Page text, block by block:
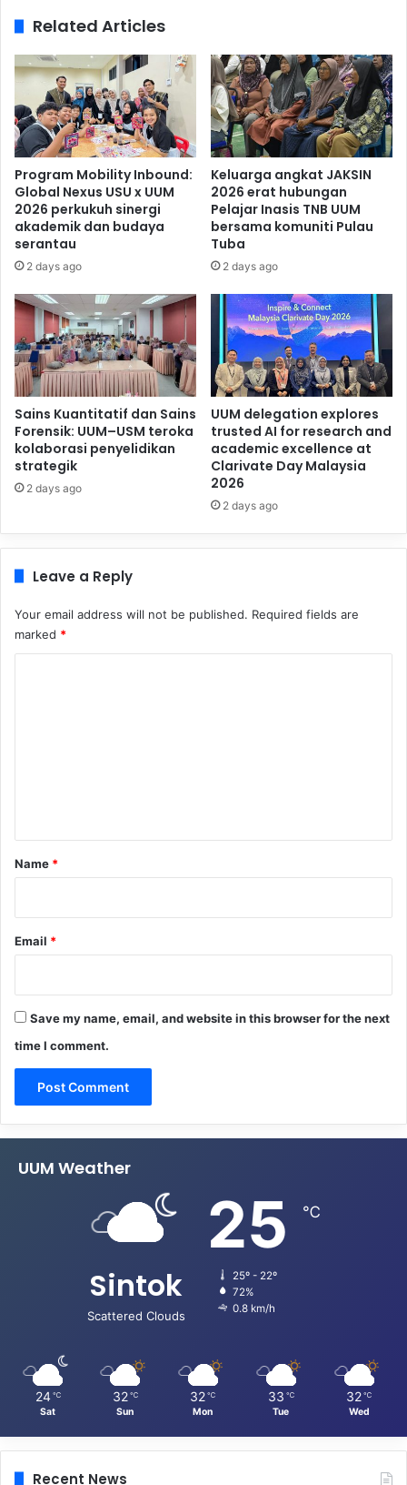
Related Articles
Program Mobility Inbound:
Global Nexus USU x UUM
2026 perkukuh sinergi
akademik dan budaya
serantau
2 days ago
Keluarga angkat JAKSIN
2026 erat hubungan
Pelajar Inasis TNB UUM
bersama komuniti Pulau
Tuba
2 days ago
Sains Kuantitatif dan Sains
Forensik: UUM–USM teroka
kolaborasi penyelidikan
strategik
2 days ago
UUM delegation explores
trusted AI for research and
academic excellence at
Clarivate Day Malaysia
2026
2 days ago
Leave a Reply
Your email address will not be published. Required fields are
marked *
*
Name *
Email *
Save my name, email, and website in this browser for the next
time I comment.
UUM Weather
Sintok
Scattered Clouds
25 ℃
25º - 22º
72%
0.8 km/h
24 ℃
Sat
32 ℃
Sun
32 ℃
Mon
33 ℃
Tue
32 ℃
Wed
Recent News